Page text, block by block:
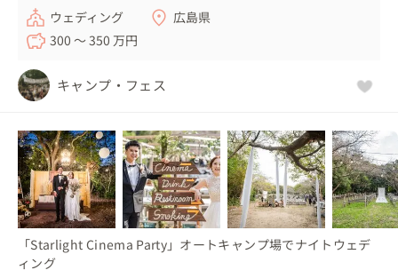
ウェディング
広島県
300 〜 350 万円
キャンプ・フェス
「Starlight Cinema Party」オートキャンプ場でナイトウェデ
ィング